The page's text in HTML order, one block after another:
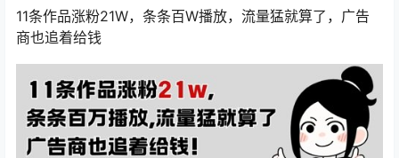
11条作品涨粉21W，条条百W播放，流量猛就算了，广告
商也追着给钱